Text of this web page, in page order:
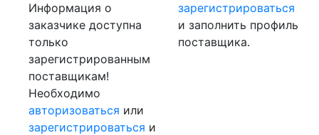
Информация о
заказчике доступна
только
зарегистрированным
поставщикам!
Необходимо
авторизоваться или
зарегистрироваться и
зарегистрироваться
и заполнить профиль
поставщика.